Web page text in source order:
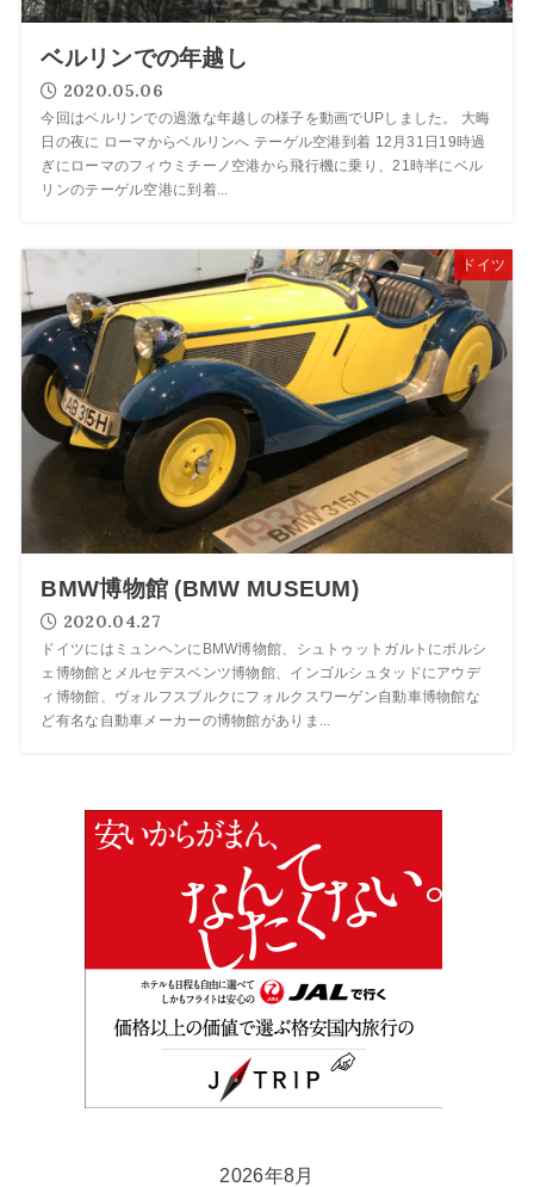
ベルリンでの年越し
2020.05.06
今回はベルリンでの過激な年越しの様子を動画でUPしました。 大晦
日の夜に ローマからベルリンへ テーゲル空港到着 12月31日19時過
ぎにローマのフィウミチーノ空港から飛行機に乗り、21時半にベル
リンのテーゲル空港に到着...
ドイツ
BMW博物館 (BMW MUSEUM)
2020.04.27
ドイツにはミュンヘンにBMW博物館、シュトゥットガルトにポルシ
ェ博物館とメルセデスベンツ博物館、インゴルシュタッドにアウデ
ィ博物館、ヴォルフスブルクにフォルクスワーゲン自動車博物館な
ど有名な自動車メーカーの博物館がありま...
2026年8月